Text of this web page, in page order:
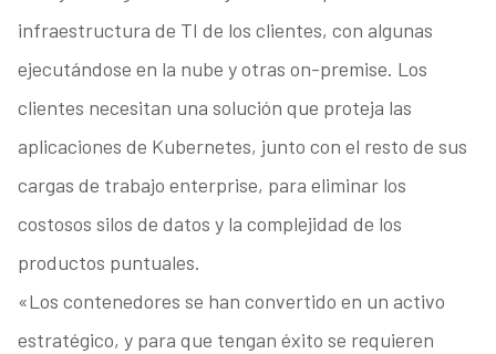
infraestructura de TI de los clientes, con algunas
ejecutándose en la nube y otras on-premise. Los
clientes necesitan una solución que proteja las
aplicaciones de Kubernetes, junto con el resto de sus
cargas de trabajo enterprise, para eliminar los
costosos silos de datos y la complejidad de los
productos puntuales.
«Los contenedores se han convertido en un activo
estratégico, y para que tengan éxito se requieren